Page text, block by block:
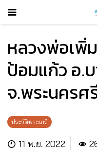
หลวงพ่อเพิ่
ป้อมแก้ว อ.
จ.พระนครศ
ประวัติพระเกจิ
11 พ.ย. 2022